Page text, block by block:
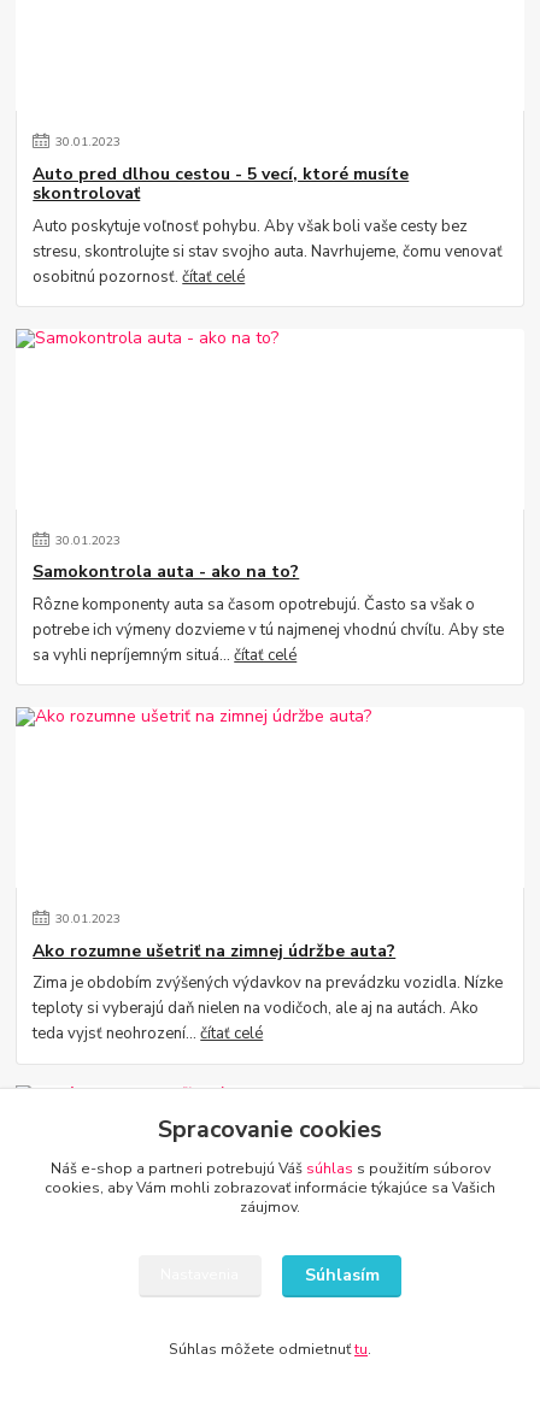
30.01.2023
Auto pred dlhou cestou - 5 vecí, ktoré musíte
skontrolovať
Auto poskytuje voľnosť pohybu. Aby však boli vaše cesty bez
stresu, skontrolujte si stav svojho auta. Navrhujeme, čomu venovať
osobitnú pozornosť.čítať celé
30.01.2023
Samokontrola auta - ako na to?
Rôzne komponenty auta sa časom opotrebujú. Často sa však o
potrebe ich výmeny dozvieme v tú najmenej vhodnú chvíľu. Aby ste
sa vyhli nepríjemným situá...čítať celé
30.01.2023
Ako rozumne ušetriť na zimnej údržbe auta?
Zima je obdobím zvýšených výdavkov na prevádzku vozidla. Nízke
teploty si vyberajú daň nielen na vodičoch, ale aj na autách. Ako
teda vyjsť neohrození...čítať celé
Náklady na údržbu auta sú významnou položkou v domácom
Spracovanie cookies
Náš e-shop a partneri potrebujú Váš súhlas s použitím súborov
cookies, aby Vám mohli zobrazovať informácie týkajúce sa Vašich
záujmov.
Súhlasím
Súhlas môžete odmietnuťtu.